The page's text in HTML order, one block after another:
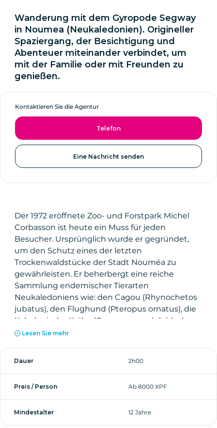
Wanderung mit dem Gyropode Segway
in Noumea (Neukaledonien). Origineller
Spaziergang, der Besichtigung und
Abenteuer miteinander verbindet, um
mit der Familie oder mit Freunden zu
genießen.
Kontaktieren Sie die Agentur
Telefon
Eine Nachricht senden
Der 1972 eröffnete Zoo- und Forstpark Michel
Corbasson ist heute ein Muss für jeden
Besucher. Ursprünglich wurde er gegründet,
um den Schutz eines der letzten
Trockenwaldstücke der Stadt Nouméa zu
gewährleisten. Er beherbergt eine reiche
Sammlung endemischer Tierarten
Neukaledoniens wie: den Cagou (Rhynochetos
jubatus), den Flughund (Pteropus ornatus), die
Kaledonische Krähe (Corvus moneduloïdes) und
den Leach-Riesengecko (Rhacodactylus
genießen Sie einen herrlichen Ausblick auf die
Stadt und die Lagune.
Lesen Sie mehr
Dauer 2h00
Preis / Person Ab 8000 XPF
Mindestalter 12 Jahre